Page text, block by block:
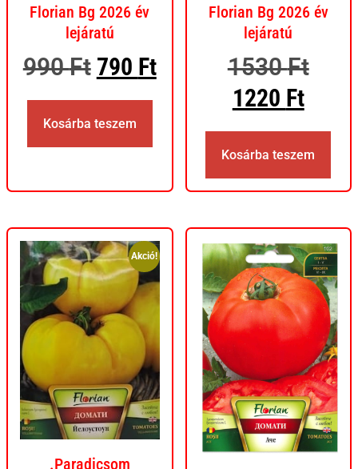
Florian Bg 2026 év
lejáratú
990Ft 790 Ft
Kosárba teszem
Florian Bg 2026 év
lejáratú
1530Ft
1220 Ft
Kosárba teszem
Akció!
.Paradicsom